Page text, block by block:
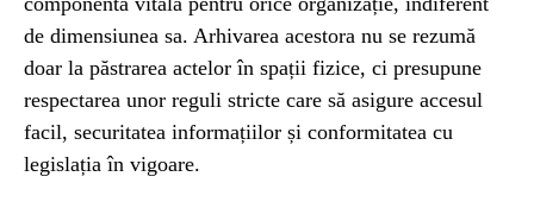
de dimensiunea sa. Arhivarea acestora nu se rezumă
doar la păstrarea actelor în spații fizice, ci presupune
respectarea unor reguli stricte care să asigure accesul
facil, securitatea informațiilor și conformitatea cu
legislația în vigoare.